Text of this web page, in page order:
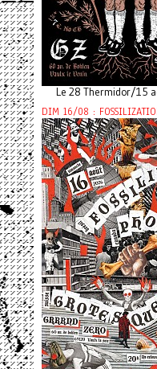
Le 28 Thermidor/15
DIM 16/08 :